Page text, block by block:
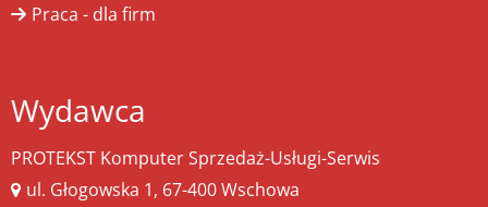
Praca - dla firm
Wydawca
PROTEKST Komputer Sprzedaż-Usługi-Serwis
ul. Głogowska 1, 67-400 Wschowa